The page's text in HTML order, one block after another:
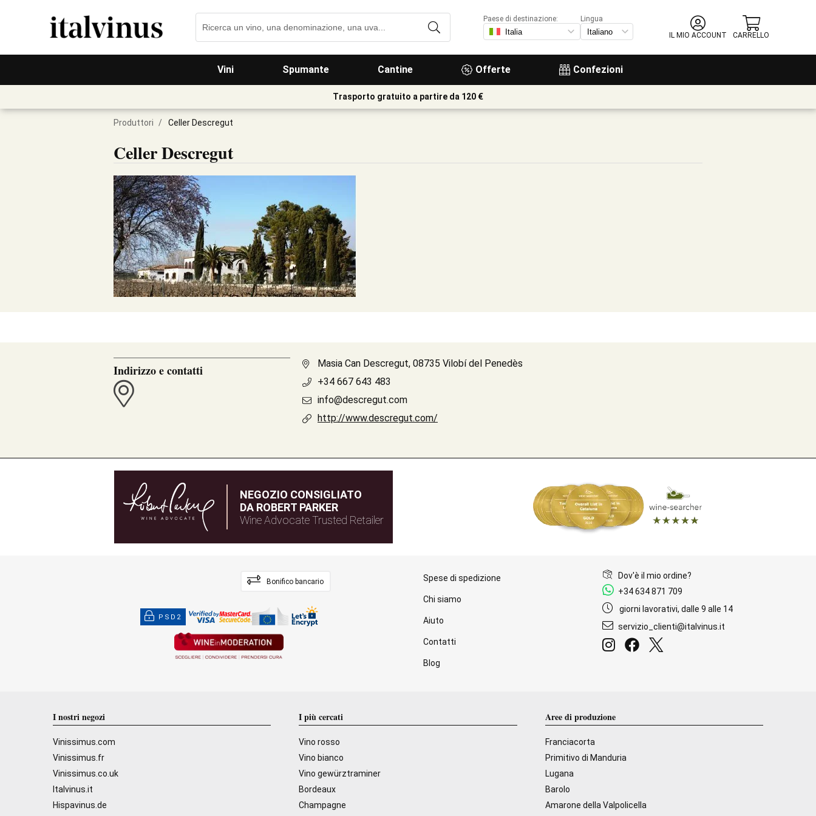
Vini Spumante Cantine Offerte Confezioni
Paese di destinazione:
Lingua
IL MIO ACCOUNT
CARRELLO
Trasporto gratuito a partire da 120 €
Produttori / Celler Descregut
Celler Descregut
Indirizzo e contatti
Masia Can Descregut, 08735 Vilobí del Penedès
+34 667 643 483
info@descregut.com
http://www.descregut.com/
NEGOZIO CONSIGLIATO
DA ROBERT PARKER
Wine Advocate Trusted Retailer
Bonifico bancario
PSD2
Spese di spedizione
Chi siamo
Aiuto
Contatti
Blog
Dov'è il mio ordine?
+34 634 871 709
giorni lavorativi, dalle 9 alle 14
servizio_clienti@italvinus.it
I nostri negozi
Vinissimus.com
Vinissimus.fr
Vinissimus.co.uk
Italvinus.it
Hispavinus.de
I più cercati
Vino rosso
Vino bianco
Vino gewürztraminer
Bordeaux
Champagne
Aree di produzione
Franciacorta
Primitivo di Manduria
Lugana
Barolo
Amarone della Valpolicella